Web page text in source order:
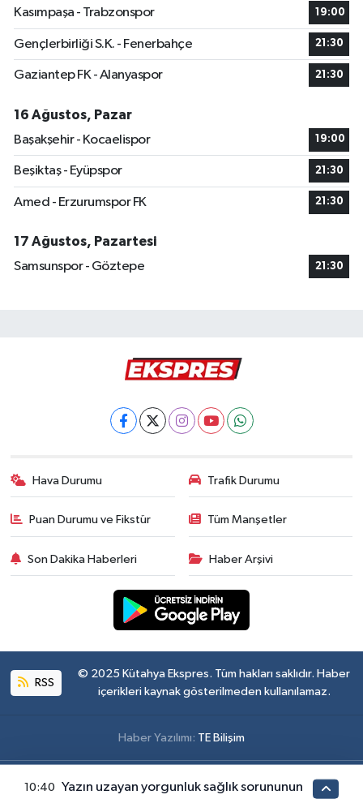
Kasımpaşa - Trabzonspor 19:00
Gençlerbirliği S.K. - Fenerbahçe 21:30
Gaziantep FK - Alanyaspor 21:30
16 Ağustos, Pazar
Başakşehir - Kocaelispor
19:00
Beşiktaş - Eyüpspor 21:30
Amed - Erzurumspor FK 21:30
17 Ağustos, Pazartesi
Samsunspor - Göztepe
21:30
Hava Durumu Trafik Durumu
Puan Durumu ve Fikstür Tüm Manşetler
Son Dakika Haberleri Haber Arşivi
RSS
© 2025 Kütahya Ekspres. Tüm hakları saklıdır. Haber
içerikleri kaynak gösterilmeden kullanılamaz.
Haber Yazılımı: TE Bilişim
10:40
Yazın uzayan yorgunluk sağlık sorununun